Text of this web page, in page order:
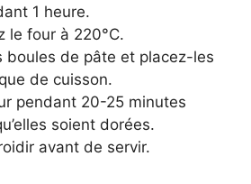
1 heure.
le four à 220°C.
boules de pâte et placez-les
de cuisson.
pendant 20-25 minutes
soient dorées.
avant de servir.